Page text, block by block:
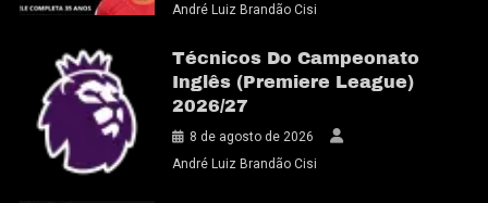
André Luiz Brandão Cisi
Técnicos Do Campeonato
Inglês (Premiere League)
2026/27
8 de agosto de 2026
André Luiz Brandão Cisi